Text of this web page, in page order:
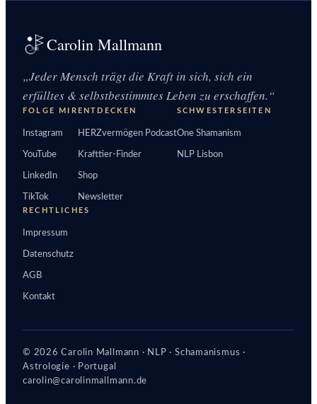
Carolin Mallmann
„Jeder Mensch trägt die Kraft in sich, sich ein
erfülltes & selbstbestimmtes Leben zu erschaffen.“
FOLGE MIR
Instagram
YouTube
LinkedIn
TikTok
ENTDECKEN
HERZvermögen Podcast
Krafttier-Finder
Shop
Newsletter
SCHWESTERSEITEN
One Shamanism
NLP Lisbon
RECHTLICHES
Impressum
Datenschutz
AGB
Kontakt
© 2026 Carolin Mallmann · NLP · Schamanismus ·
Astrologie · Portugal
carolin@carolinmallmann.de